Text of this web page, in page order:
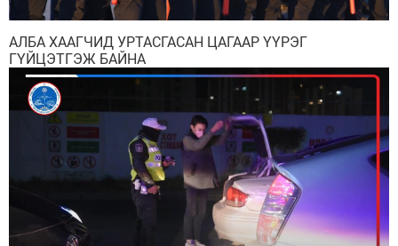
АЛБА ХААГЧИД УРТАСГАСАН ЦАГААР ҮҮРЭГ
ГҮЙЦЭТГЭЖ БАЙНА